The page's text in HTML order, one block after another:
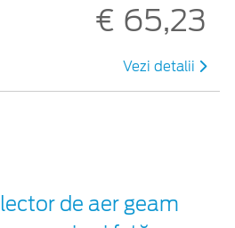
€ 65,23
Vezi detalii
de aer geam